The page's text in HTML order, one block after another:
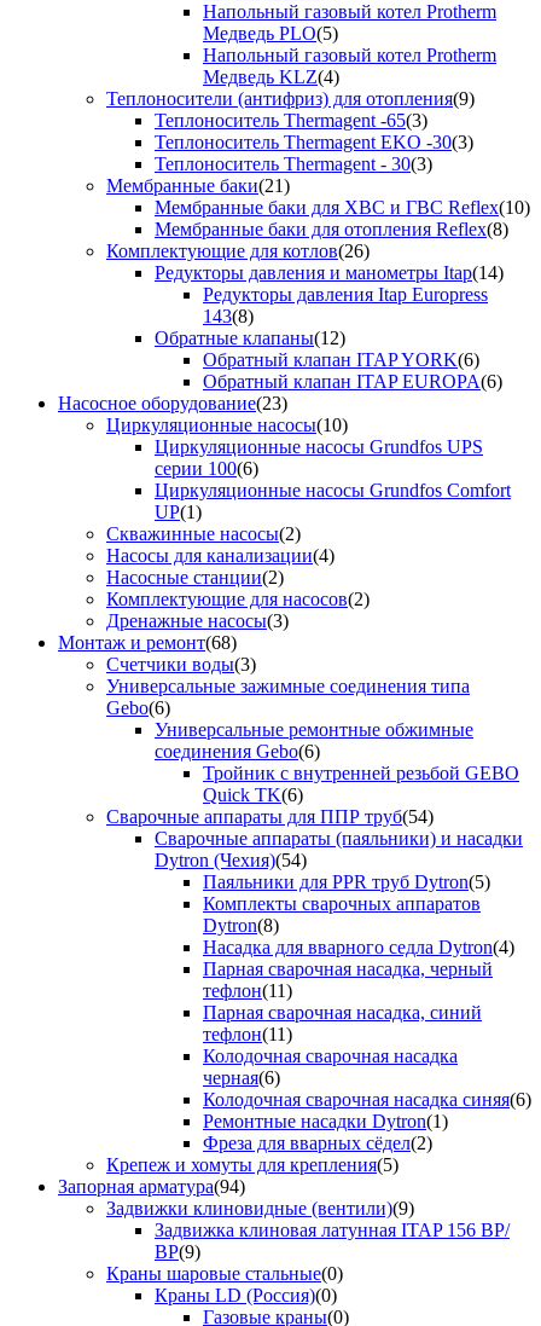
Напольный газовый котел Protherm
Медведь PLO(5)
Напольный газовый котел Protherm
Медведь KLZ(4)
Теплоносители (антифриз) для отопления(9)
Теплоноситель Thermagent -65(3)
Теплоноситель Thermagent EKO -30(3)
Теплоноситель Thermagent - 30(3)
Мембранные баки(21)
Мембранные баки для ХВС и ГВС Reflex(10)
Мембранные баки для отопления Reflex(8)
Комплектующие для котлов(26)
Редукторы давления и манометры Itap(14)
Редукторы давления Itap Europress
143(8)
Обратные клапаны(12)
Обратный клапан ITAP YORK(6)
Обратный клапан ITAP EUROPA(6)
Насосное оборудование(23)
Циркуляционные насосы(10)
Циркуляционные насосы Grundfos UPS
серии 100(6)
Циркуляционные насосы Grundfos Comfort
UP(1)
Скважинные насосы(2)
Насосы для канализации(4)
Насосные станции(2)
Комплектующие для насосов(2)
Дренажные насосы(3)
Монтаж и ремонт(68)
Счетчики воды(3)
Универсальные зажимные соединения типа
Gebo(6)
Универсальные ремонтные обжимные
соединения Gebo(6)
Тройник с внутренней резьбой GEBO
Quick TK(6)
Сварочные аппараты для ППР труб(54)
Сварочные аппараты (паяльники) и насадки
Dytron (Чехия)(54)
Паяльники для PPR труб Dytron(5)
Комплекты сварочных аппаратов
Dytron(8)
Насадка для вварного седла Dytron(4)
Парная сварочная насадка, черный
тефлон(11)
Парная сварочная насадка, синий
тефлон(11)
Колодочная сварочная насадка
черная(6)
Колодочная сварочная насадка синяя(6)
Ремонтные насадки Dytron(1)
Фреза для вварных сёдел(2)
Крепеж и хомуты для крепления(5)
Запорная арматура(94)
Задвижки клиновидные (вентили)(9)
Задвижка клиновая латунная ITAP 156 ВР/
ВР(9)
Краны шаровые стальные(0)
Краны LD (Россия)(0)
Газовые краны(0)